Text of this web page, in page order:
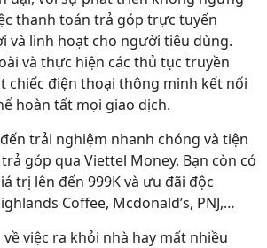
thanh toán trả góp trực tuyến
và linh hoạt cho người tiêu dùng.
và thực hiện các thủ tục truyền
chiếc điện thoại thông minh kết nối
hoàn tất mọi giao dịch.
đến trải nghiệm nhanh chóng và tiện
góp qua Viettel Money. Bạn còn có
trị lên đến 999K và ưu đãi độc
Coffee, Mcdonald’s, PNJ,…
việc ra khỏi nhà hay mất nhiều